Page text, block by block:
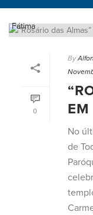
0
By
No
de